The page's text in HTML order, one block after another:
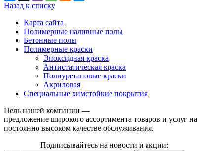
Назад к списку
Карта сайта
Полимерные наливные полы
Бетонные полы
Полимерные краски
Эпоксидная краска
Антистатическая краска
Полиуретановые краски
Акриловая
Специальные химстойкие покрытия
Цель нашей компании —
предложение широкого ассортимента товаров и услуг на
постоянно высоком качестве обслуживания.
Подписывайтесь на новости и акции: